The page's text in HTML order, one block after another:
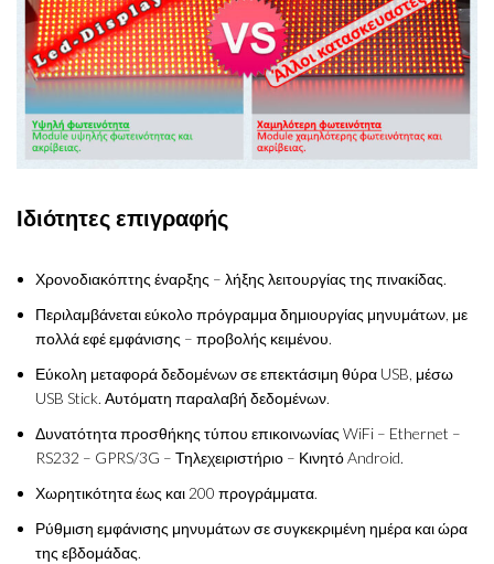
Ιδιότητες επιγραφής
Χρονοδιακόπτης έναρξης – λήξης λειτουργίας της πινακίδας.
Περιλαμβάνεται εύκολο πρόγραμμα δημιουργίας μηνυμάτων, με
πολλά εφέ εμφάνισης – προβολής κειμένου.
Εύκολη μεταφορά δεδομένων σε επεκτάσιμη θύρα USB, μέσω
USB Stick. Αυτόματη παραλαβή δεδομένων.
Δυνατότητα προσθήκης τύπου επικοινωνίας WiFi – Ethernet –
RS232 – GPRS/3G – Τηλεχειριστήριο – Κινητό Android.
Χωρητικότητα έως και 200 προγράμματα.
Ρύθμιση εμφάνισης μηνυμάτων σε συγκεκριμένη ημέρα και ώρα
της εβδομάδας.